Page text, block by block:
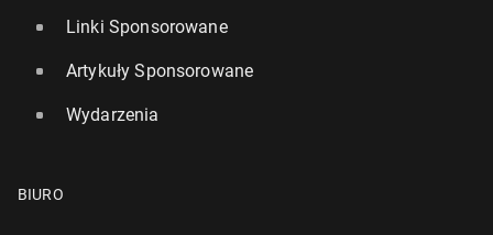
Linki Sponsorowane
Artykuły Sponsorowane
Wydarzenia
BIURO